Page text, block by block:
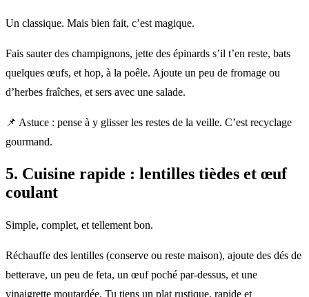
Un classique. Mais bien fait, c’est magique.
Fais sauter des champignons, jette des épinards s’il t’en reste, bats
quelques œufs, et hop, à la poêle. Ajoute un peu de fromage ou
d’herbes fraîches, et sers avec une salade.
📌 Astuce : pense à y glisser les restes de la veille. C’est recyclage
gourmand.
5. Cuisine rapide : lentilles tièdes et œuf
coulant
Simple, complet, et tellement bon.
Réchauffe des lentilles (conserve ou reste maison), ajoute des dés de
betterave, un peu de feta, un œuf poché par-dessus, et une
vinaigrette moutardée. Tu tiens un plat rustique, rapide et